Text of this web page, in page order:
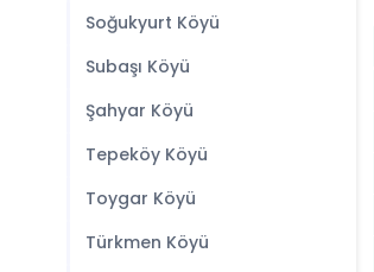
Soğukyurt Köyü
Subaşı Köyü
Şahyar Köyü
Tepeköy Köyü
Toygar Köyü
Türkmen Köyü